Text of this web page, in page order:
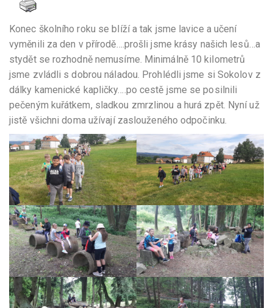
Konec školního roku se blíží a tak jsme lavice a učení
vyměnili za den v přírodě….prošli jsme krásy našich lesů…a
stydět se rozhodně nemusíme. Minimálně 10 kilometrů
jsme zvládli s dobrou náladou. Prohlédli jsme si Sokolov z
dálky kamenické kapličky….po cestě jsme se posilnili
pečeným kuřátkem, sladkou zmrzlinou a hurá zpět. Nyní už
jistě všichni doma užívají zaslouženého odpočinku.